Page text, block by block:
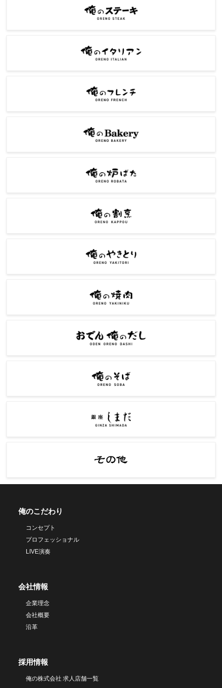
俺のこだわり
コンセプト
プロフェッショナル
LIVE演奏
会社情報
企業理念
会社概要
沿革
採用情報
俺の株式会社 求人店舗一覧